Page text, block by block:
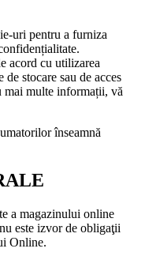
uri pentru a furniza
acord cu utilizarea
stocare sau de acces
mai multe informații, vă
înseamnă
a magazinului online
este izvor de obligaţii
Online.